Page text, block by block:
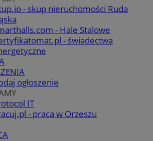
- skup nieruchomości Ruda
- Hale Stalowe
- świadectwa
ogłoszenie
IT
- praca w Orzeszu